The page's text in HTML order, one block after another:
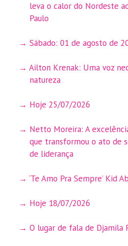
leva o calor do Nordeste
Paulo
Sábado: 01 de agosto de
Ailton Krenak: Uma voz
natureza
Hoje 25/07/2026
Netto Moreira: A
que transformou o ato de
de liderança
‘Te Amo Pra Sempre’ Kid
Hoje 18/07/2026
O lugar de fala de Djamila